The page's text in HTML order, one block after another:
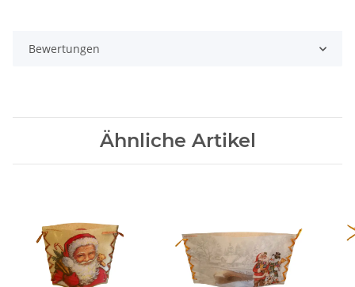
Bewertungen
Ähnliche Artikel